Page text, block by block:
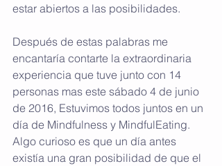
estar abiertos a las posibilidades.
Después de estas palabras me
encantaría contarte la extraordinaria
experiencia que tuve junto con 14
personas mas este sábado 4 de junio
de 2016, Estuvimos todos juntos en un
día de Mindfulness y MindfulEating.
Algo curioso es que un día antes
existía una gran posibilidad de que el